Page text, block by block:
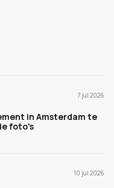
7 jul 2026
in Amsterdam te
foto's
10 jul 2026